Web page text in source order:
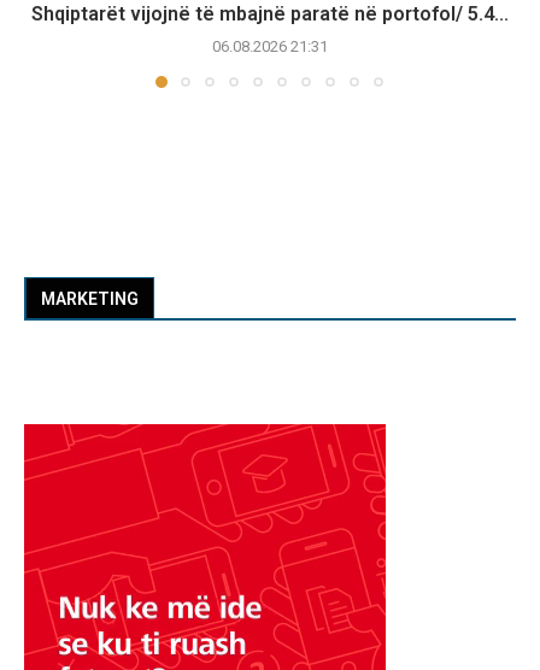
Shqiptarët vijojnë të mbajnë paratë në portofol/ 5.4...
06.08.2026 21:31
MARKETING